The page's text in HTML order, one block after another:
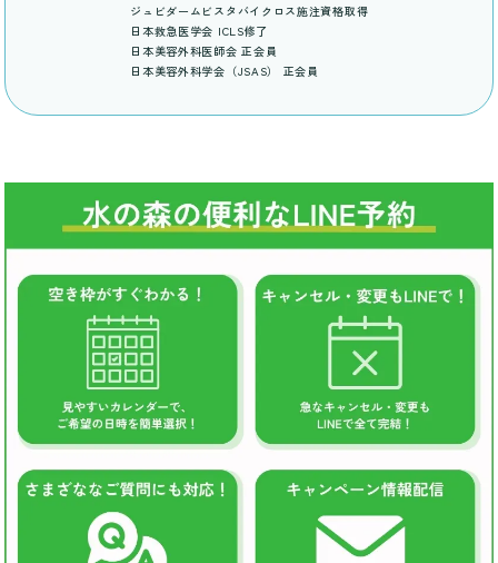
ジュビダームビスタバイクロス施注資格取得
日本救急医学会 ICLS修了
日本美容外科医師会 正会員
日本美容外科学会（JSAS） 正会員